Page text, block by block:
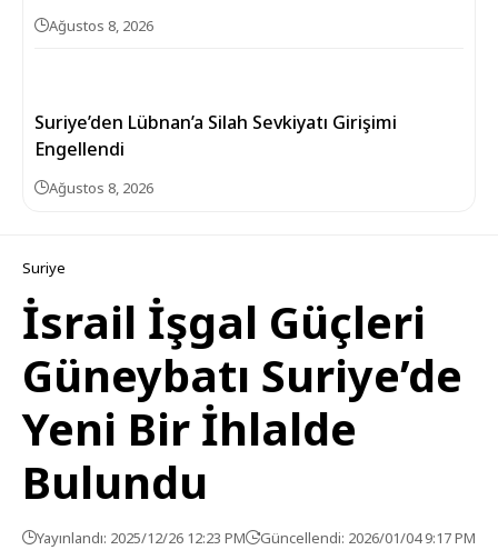
Ağustos 8, 2026
Suriye’den Lübnan’a Silah Sevkiyatı Girişimi
Engellendi
Ağustos 8, 2026
Suriye
İsrail İşgal Güçleri
Güneybatı Suriye’de
Yeni Bir İhlalde
Bulundu
Yayınlandı: 2025/12/26 12:23 PM Güncellendi: 2026/01/04 9:17 PM